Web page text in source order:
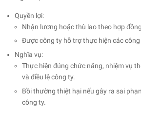
Quyền lợi:
Nhận lương hoặc thù lao theo hợp
Được công ty hỗ trợ thực hiện các công
Nghĩa vụ:
Thực hiện đúng chức năng, nhiệm vụ
và điều lệ công ty.
Bồi thường thiệt hại nếu gây ra sai
công ty.